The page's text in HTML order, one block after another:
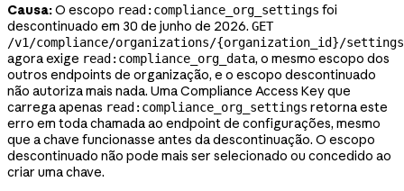
Causa:O escopo read:compliance_org_settings foi
descontinuado em 30 de junho de 2026. GET
/v1/compliance/organizations/{organization_id}/settings
agora exige read:compliance_org_data, o mesmo escopo dos
outros endpoints de organização, e o escopo descontinuado
não autoriza mais nada. Uma Compliance Access Key que
carrega apenas read:compliance_org_settings retorna este
erro em toda chamada ao endpoint de configurações, mesmo
que a chave funcionasse antes da descontinuação. O escopo
descontinuado não pode mais ser selecionado ou concedido ao
criar uma chave.